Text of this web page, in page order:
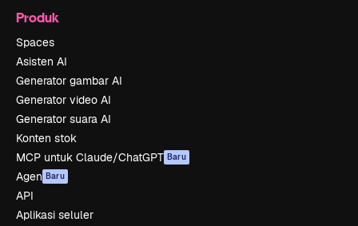
Produk
Spaces
Asisten AI
Generator gambar AI
Generator video AI
Generator suara AI
Konten stok
MCP untuk Claude/ChatGPT Baru
Agen Baru
API
Aplikasi seluler